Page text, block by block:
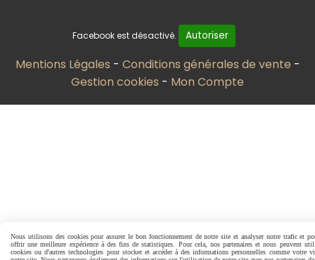
Facebook est désactivé. Autoriser
Mentions Légales
Conditions générales de vente
Gestion cookies
Mon Compte
Nous utilisons des cookies pour assurer le bon fonctionnement de notre site et analyser notre trafic et
offrir une meilleure expérience à des fins de statistiques. Pour cela, nos partenaires et nous peuvent
cookies ou d'autres technologies pour stocker et accéder à des informations personnelles comme votre